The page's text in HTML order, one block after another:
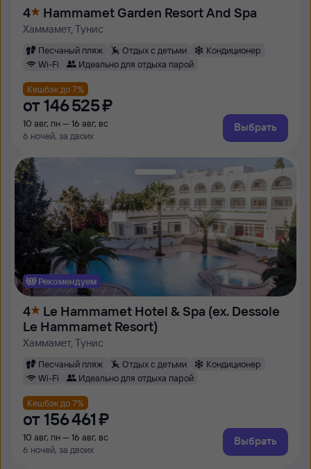
4 Hammamet Garden Resort And Spa
Хаммамет, Тунис
Песчаный пляж Отдых с детьми
Кондиционер
Wi-Fi
Идеально для отдыха парой
Кешбэк до 7%
от 146 ⁠525 ⁠₽
10 авг, пн — 16 авг, вс
6 ночей, за двоих
Выбрать
Рекомендуем
4
Le Hammamet Hotel & Spa (ex. Dessole
Le Hammamet Resort)
Хаммамет, Тунис
Песчаный пляж Отдых с детьми
Кондиционер
Wi-Fi
Идеально для отдыха парой
Кешбэк до 7%
от 156 ⁠461 ⁠₽
10 авг, пн — 16 авг, вс
6 ночей, за двоих
Выбрать